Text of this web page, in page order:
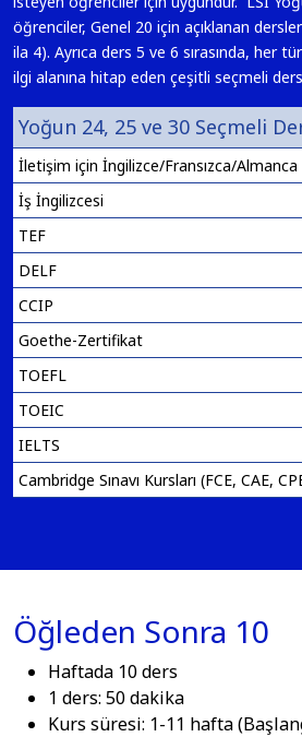
öğrenciler, Genel 20 için açıklanan
ila 4). Ayrıca ders 5 ve 6 sırasında, her
ilgi alanına hitap eden çeşitli seçmeli
Yoğun 24, 25 ve 30 Seçmeli
İletişim için İngilizce/Fransızca/Almanca
İş İngilizcesi
TEF
DELF
CCIP
Goethe-Zertifikat
TOEFL
TOEIC
IELTS
Cambridge Sınavı Kursları (FCE, CAE,
Öğleden Sonra 10
Haftada 10 ders
1 ders: 50 dakika
Kurs süresi: 1-11 hafta